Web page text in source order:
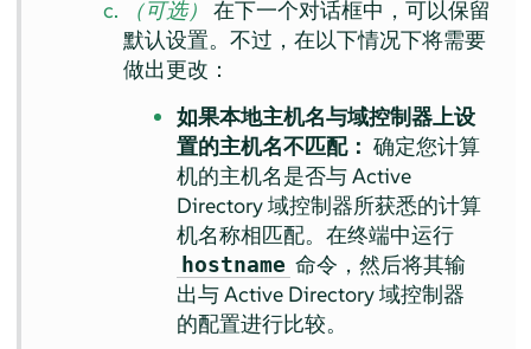
（可选）
在下一个对话框中，可以保留
默认设置。不过，在以下情况下将需要
做出更改：
如果本地主机名与域控制器上设
置的主机名不匹配： 确定您计算
机的主机名是否与 Active
Directory 域控制器所获悉的计算
机名称相匹配。在终端中运行
hostname 命令，然后将其输
出与 Active Directory 域控制器
的配置进行比较。